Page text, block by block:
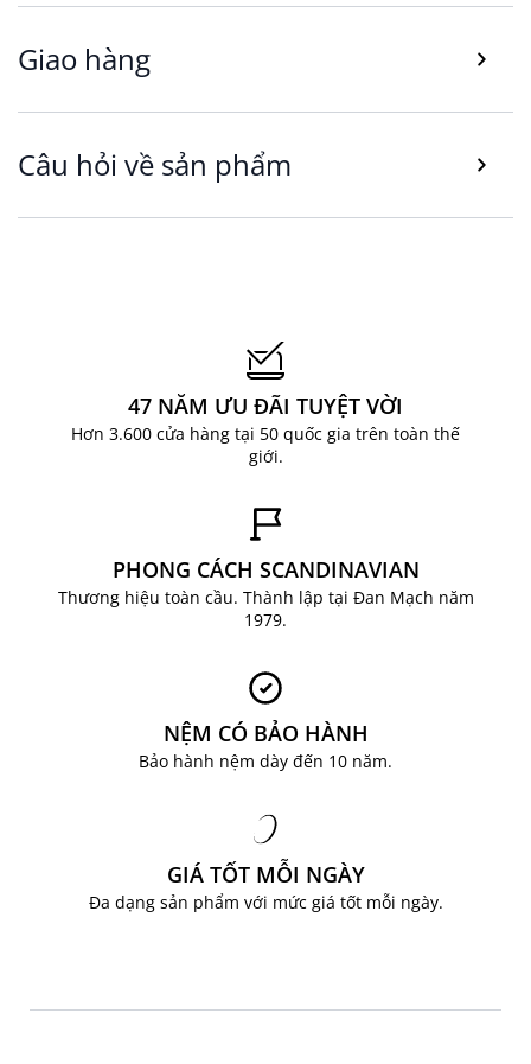
Giao hàng
Câu hỏi về sản phẩm
47 NĂM ƯU ĐÃI TUYỆT VỜI
Hơn 3.600 cửa hàng tại 50 quốc gia trên toàn thế
giới.
PHONG CÁCH SCANDINAVIAN
Thương hiệu toàn cầu. Thành lập tại Đan Mạch năm
1979.
NỆM CÓ BẢO HÀNH
Bảo hành nệm dày đến 10 năm.
GIÁ TỐT MỖI NGÀY
Đa dạng sản phẩm với mức giá tốt mỗi ngày.